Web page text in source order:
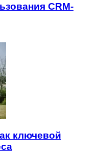
CRM-
ключевой